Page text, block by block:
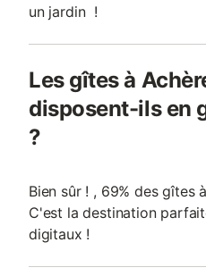
un jardin !
Les gîtes à
disposent-ils en
?
Bien sûr ! , 69% des gîtes
C'est la destination
digitaux !